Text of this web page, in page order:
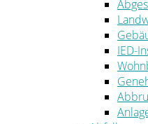
IED-